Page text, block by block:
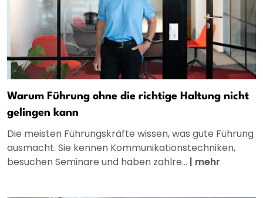
Warum Führung ohne die richtige Haltung nicht
gelingen kann
Die meisten Führungskräfte wissen, was gute Führung
ausmacht. Sie kennen Kommunikationstechniken,
besuchen Seminare und haben zahlre... | mehr